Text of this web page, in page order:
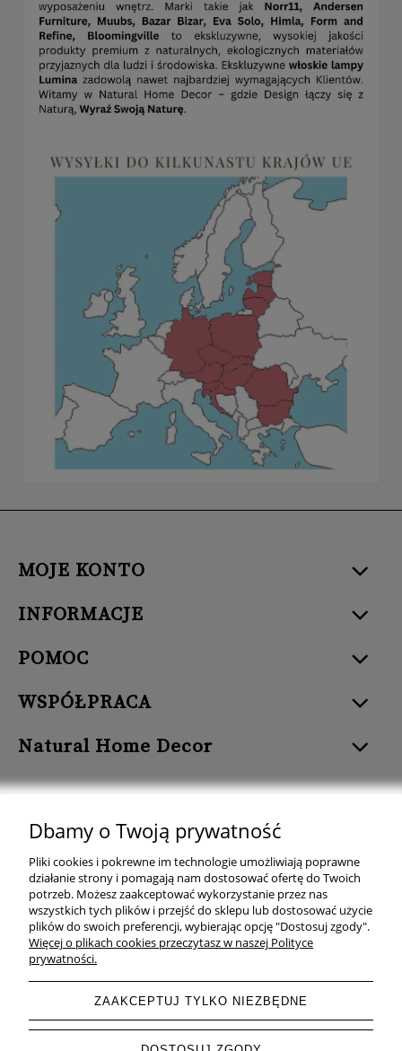
MOJE KONTO
INFORMACJE
POMOC
WSPÓŁPRACA
Natural Home Decor
Natural Home Decor | E-mail: sklep at naturalhomedecor.pl | Tel.:
507 707 299 | NIP: 7971800592 | REGON: 381429127
Copyright © 2026 - Naturalhomedecor.pl
Dbamy o Twoją prywatność
Pliki cookies i pokrewne im technologie umożliwiają poprawne
działanie strony i pomagają nam dostosować ofertę do Twoich
potrzeb. Możesz zaakceptować wykorzystanie przez nas
wszystkich tych plików i przejść do sklepu lub dostosować użycie
plików do swoich preferencji, wybierając opcję "Dostosuj zgody".
Więcej o plikach cookies przeczytasz w naszej Polityce
prywatności.
ZAAKCEPTUJ TYLKO NIEZBĘDNE